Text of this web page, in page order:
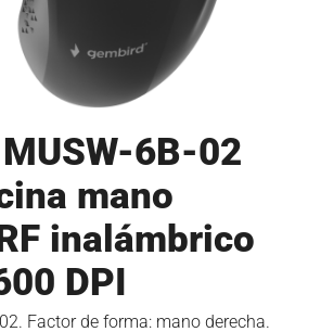
6B-02
mano
inalámbrico
DPI
Factor de forma: mano derecha.